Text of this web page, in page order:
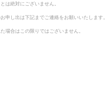
は絶対にございません。
申し出は下記までご連絡をお願いいたします。
場合はこの限りではございません。